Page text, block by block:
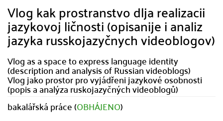
Vlog kak prostranstvo dlja realizacii
jazykovoj ličnosti (opisanije i analiz
jazyka russkojazyčnych videoblogov)
Vlog as a space to express language identity
(description and analysis of Russian videoblogs)
Vlog jako prostor pro vyjádřeni jazykové osobnosti
(popis a analýza ruskojazyčných videoblogů)
bakalářská práce (OBHÁJENO)